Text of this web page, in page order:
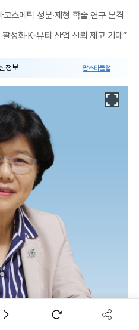
스메틱 성분·제형 학술 연구 본격
성화·K-뷰티 산업 신뢰 제고 기대“
정보 팜스타클럽